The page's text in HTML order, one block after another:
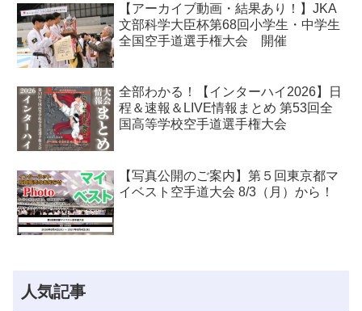
【アーカイブ動画・結果あり！】JKA
文部科学大臣杯第68回小学生・中学生
全国空手道選手権大会 開催
全部わかる！【インターハイ2026】日
程＆速報＆LIVE情報まとめ 第53回全
国高等学校空手道選手権大会
【写真公開のご案内】第５回東京都マ
イベスト空手道大会 8/3（月）から！
人気記事